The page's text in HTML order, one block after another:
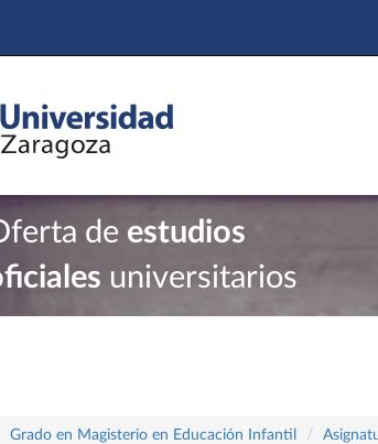
de estudios
universitarios
Grado en Magisterio en Educación Infantil